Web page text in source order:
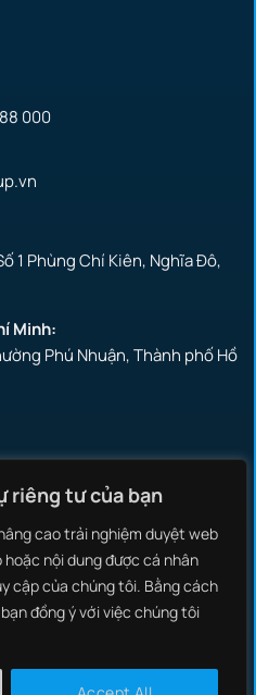
riêng tư của bạn
cao trải nghiệm duyệt web
nội dung được cá nhân
cập của chúng tôi. Bằng cách
đồng ý với việc chúng tôi
000
1 Phùng Chí Kiên, Nghĩa Đô,
Minh:
Phú Nhuận, Thành phố Hồ